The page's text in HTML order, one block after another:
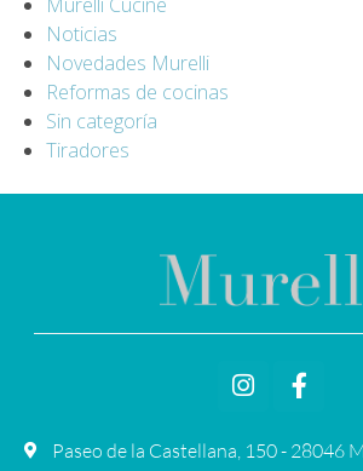
Noticias
Novedades Murelli
Reformas de cocinas
Sin categoría
Tiradores
Paseo de la Castellana, 150 - 28046